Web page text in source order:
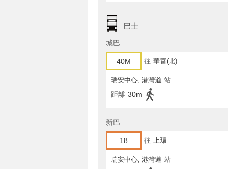
巴士
城巴
40M 往 華富(北)
瑞安中心, 港灣道 站
距離 30m
新巴
18 往 上環
瑞安中心, 港灣道 站